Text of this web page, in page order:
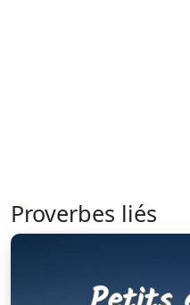
Proverbes liés